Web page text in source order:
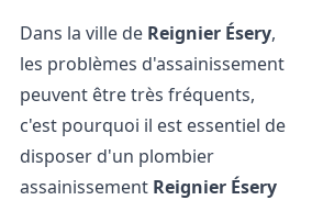
Dans la ville de Reignier Ésery,
les problèmes d'assainissement
peuvent être très fréquents,
c'est pourquoi il est essentiel de
disposer d'un plombier
assainissement Reignier Ésery